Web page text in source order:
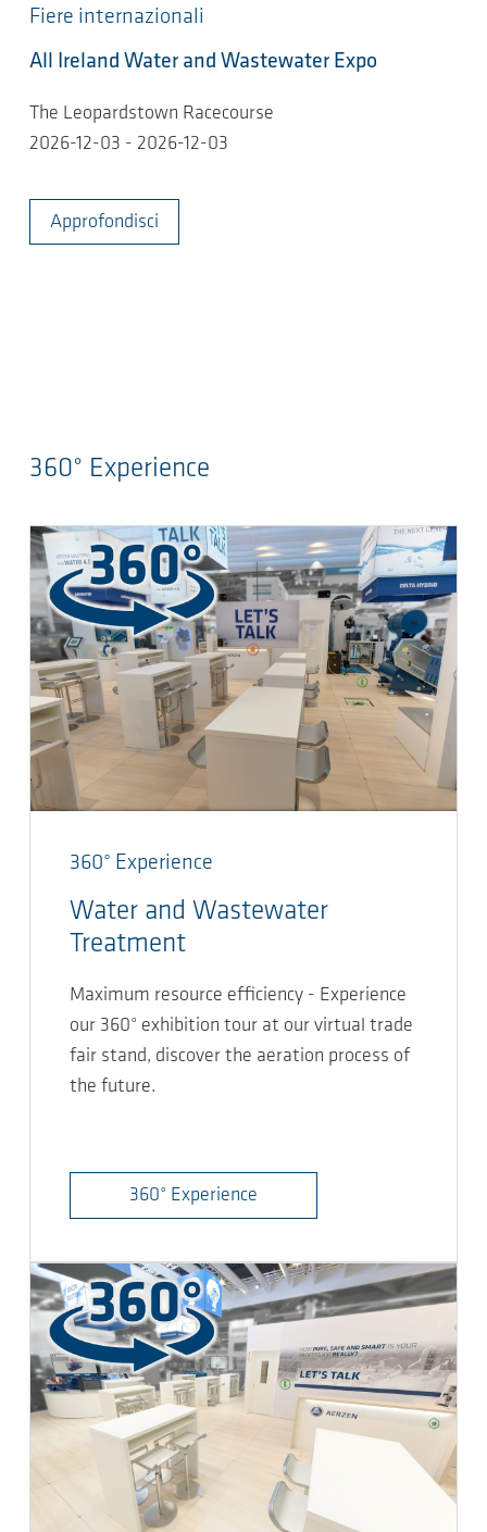
Fiere internazionali
All Ireland Water and Wastewater Expo
The Leopardstown Racecourse
2026-12-03 - 2026-12-03
Approfondisci
360° Experience
360° Experience
Water and Wastewater
Treatment
Maximum resource efficiency - Experience
our 360° exhibition tour at our virtual trade
fair stand, discover the aeration process of
the future.
360° Experience